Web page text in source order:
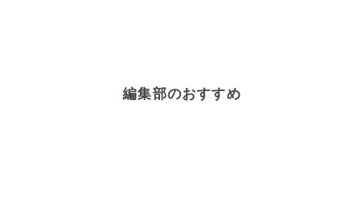
編集部のおすすめ